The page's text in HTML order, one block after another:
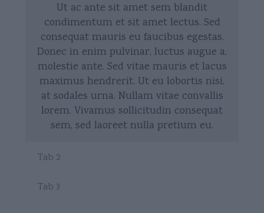
Ut ac ante sit amet sem blandit
condimentum et sit amet lectus. Sed
consequat mauris eu faucibus egestas.
Donec in enim pulvinar, luctus augue a,
molestie ante. Sed vitae mauris et lacus
maximus hendrerit. Ut eu lobortis nisi,
at sodales urna. Nullam vitae convallis
lorem. Vivamus sollicitudin consequat
sem, sed laoreet nulla pretium eu.
Tab 2
Tab 3